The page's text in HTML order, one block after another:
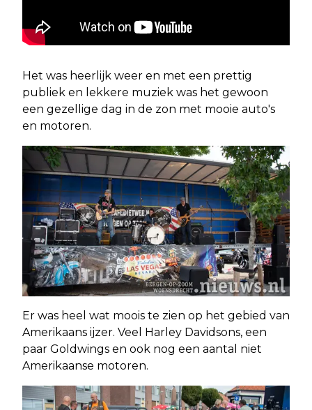
Het was heerlijk weer en met een prettig
publiek en lekkere muziek was het gewoon
een gezellige dag in de zon met mooie auto's
en motoren.
Er was heel wat moois te zien op het gebied van
Amerikaans ijzer. Veel Harley Davidsons, een
paar Goldwings en ook nog een aantal niet
Amerikaanse motoren.